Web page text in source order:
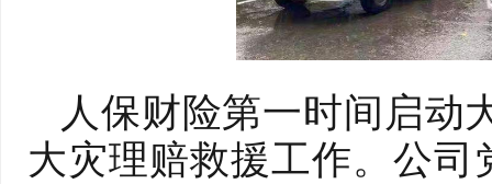
人保财险第一时间启动
大灾理赔救援工作。公